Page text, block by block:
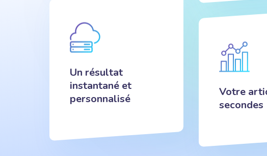
Un résultat
instantané et
personnalisé
Votre
secondes